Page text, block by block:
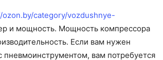
ozon.by/category/vozdushnye-
и мощность. Мощность компрессора
Если вам нужен
пневмоинструментом, вам потребуется